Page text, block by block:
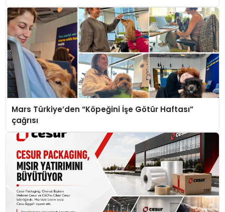
Mars Türkiye’den “Köpeğini İşe Götür Haftası”
çağrısı